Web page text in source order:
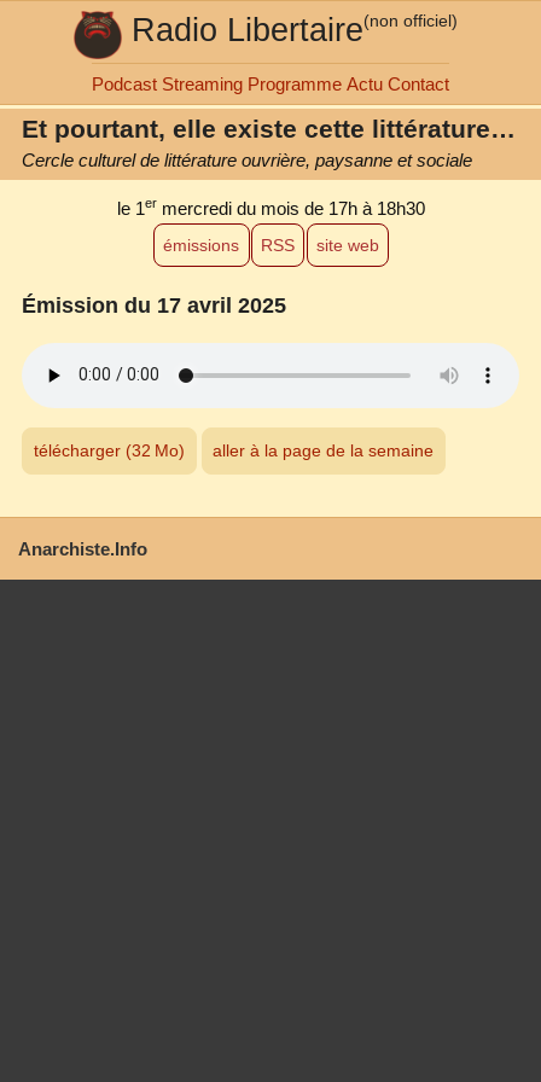
Radio Libertaire(non officiel)
Podcast Streaming Programme Actu Contact
Et pourtant, elle existe cette littérature…
Cercle culturel de littérature ouvrière, paysanne et sociale
le 1ermercredi du mois de 17h à 18h30
émissions RSS site web
Émission du 17 avril 2025
télécharger (32 Mo) aller à la page de la semaine
Anarchiste.Info